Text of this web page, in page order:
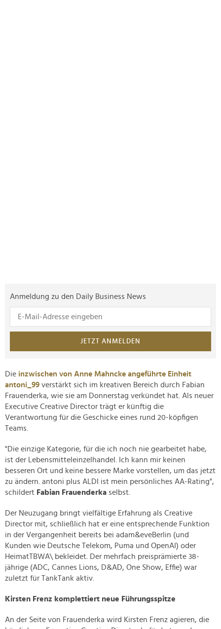
Anmeldung zu den Daily Business News
JETZT ANMELDEN
Die inzwischen von Anne Mahncke angeführte Einheit
antoni_99 verstärkt sich im kreativen Bereich durch Fabian
Frauenderka, wie sie am Donnerstag verkündet hat. Als neuer
Executive Creative Director trägt er künftig die
Verantwortung für die Geschicke eines rund 20-köpfigen
Teams.
"Die einzige Kategorie, für die ich noch nie gearbeitet habe,
ist der Lebensmitteleinzelhandel. Ich kann mir keinen
besseren Ort und keine bessere Marke vorstellen, um das jetzt
zu ändern. antoni plus ALDI ist mein persönliches AA-Rating",
schildert Fabian Frauenderka selbst.
Der Neuzugang bringt vielfältige Erfahrung als Creative
Director mit, schließlich hat er eine entsprechende Funktion
in der Vergangenheit bereits bei adam&eveBerlin (und
Kunden wie Deutsche Telekom, Puma und OpenAI) oder
HeimatTBWA\ bekleidet. Der mehrfach preisprämierte 38-
jährige (ADC, Cannes Lions, D&AD, One Show, Effie) war
zuletzt für TankTank aktiv.
Kirsten Frenz komplettiert neue Führungsspitze
An der Seite von Frauenderka wird Kirsten Frenz agieren, die